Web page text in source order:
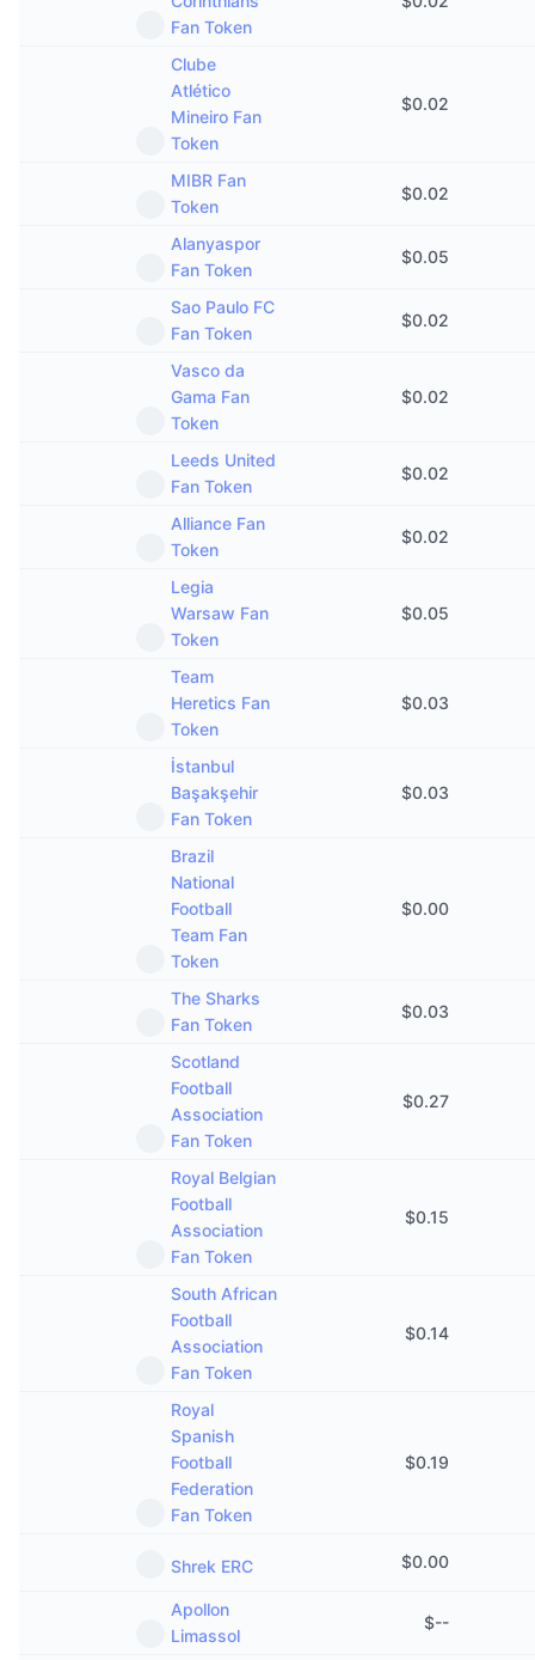
Fan Token
Clube
Atlético
Mineiro Fan
Token
$0.02
MIBR Fan
Token
$0.02
Alanyaspor
Fan Token
$0.05
Sao Paulo FC
Fan Token
$0.02
Vasco da
Gama Fan
Token
$0.02
Leeds United
Fan Token
$0.02
Alliance Fan
Token
$0.02
Legia
Warsaw Fan
Token
$0.05
Team
Heretics Fan
Token
$0.03
İstanbul
Başakşehir
Fan Token
$0.03
Brazil
National
Football
Team Fan
Token
$0.00
The Sharks
Fan Token
$0.03
Scotland
Football
Association
Fan Token
$0.27
Royal Belgian
Football
Association
Fan Token
$0.15
South African
Football
Association
Fan Token
$0.14
Royal
Spanish
Football
Federation
Fan Token
$0.19
Shrek ERC $0.00
Apollon
Limassol
$--